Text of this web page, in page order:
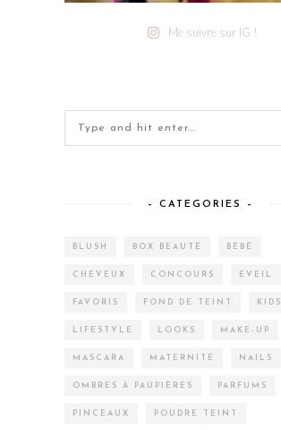
Me suivre sur IG !
– CATEGORIES –
BLUSH BOX BEAUTÉ BÉBÉ
CHEVEUX CONCOURS EVEIL
FAVORIS FOND DE TEINT KIDS
LIFESTYLE LOOKS MAKE-UP
MASCARA MATERNITÉ NAILS
OMBRES À PAUPIÈRES PARFUMS
PINCEAUX POUDRE TEINT